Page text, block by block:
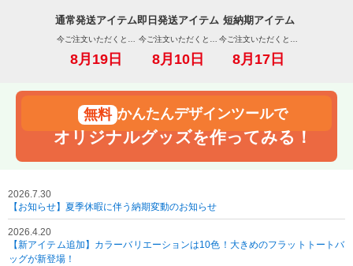
通常発送アイテム
今ご注文いただくと…
8月19日
即日発送アイテム
今ご注文いただくと…
8月10日
短納期アイテム
今ご注文いただくと…
8月17日
かんたんデザインツールで
オリジナルグッズを作ってみる！
2026.7.30
【お知らせ】夏季休暇に伴う納期変動のお知らせ
2026.4.20
【新アイテム追加】カラーバリエーションは10色！大きめのフラットトートバ
ッグが新登場！